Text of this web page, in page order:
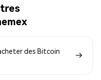
des Bitcoin